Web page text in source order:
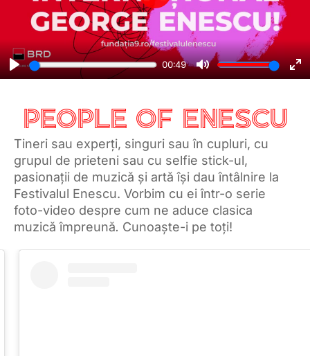
Play
00:49
Mute
Play
PEOPLE OF ENESCU
Tineri sau experți, singuri sau în cupluri, cu
grupul de prieteni sau cu selfie stick-ul,
pasionații de muzică și artă își dau întâlnire la
Festivalul Enescu. Vorbim cu ei într-o serie
foto-video despre cum ne aduce clasica
muzică împreună. Cunoaște-i pe toți!